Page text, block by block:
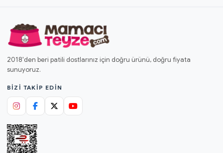
2018'den beri patili dostlarınız için doğru ürünü, doğru fiyata
sunuyoruz.
BIZI TAKIP EDIN